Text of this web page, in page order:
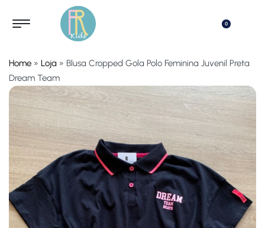
0
Home » Loja » Blusa Cropped Gola Polo Feminina Juvenil Preta
Dream Team